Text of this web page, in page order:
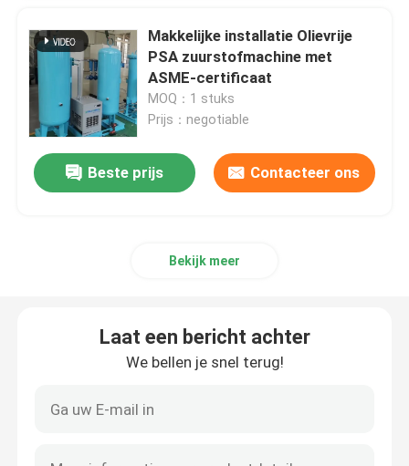
De Generator van de hoge Zuiverheidsstikstof
Membraan Stikstof Generator
PSA medische zuurstofgenerator
Industriële gasdroger
Makkelijke installatie Olievrije
PSA zuurstofmachine met
ASME-certificaat
MOQ：1 stuks
Prijs：negotiable
Beste prijs Contacteer ons
Bekijk meer
Laat een bericht achter
We bellen je snel terug!